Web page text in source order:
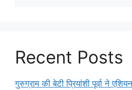
Recent Posts
गुरुग्राम की बेटी प्रियांशी पूर्वा ने